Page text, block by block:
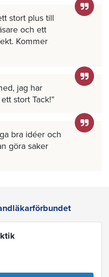
stort plus till
och ett
Kommer
jag har
stort Tack!
bra idéer och
göra saker